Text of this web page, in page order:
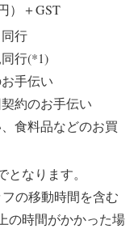
）＋GST
行
行(*1)
手伝い
約のお手伝い
食料品などのお買
なります。
の移動時間を含む
の時間がかかった場